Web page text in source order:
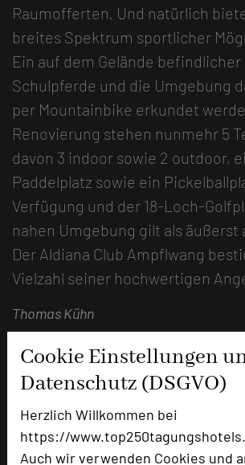
Cookie Einstellungen
Datenschutz (DSGVO)
Herzlich Willkommen bei
https://
Auch wir verwenden Cookies und
Raumofferten. Und natürlich
breites Spektrum sportlicher
Ein auf dem Gelände
Schulpferde und die Umgebung
per Mountainbike erkundet
Renovierung stehen nunmehr 5
davon 3 indoor sowie 2 outdoor,
Paddelplatz sowie ein
Verfügung und der 18-Loch-
nahen Umgebung gilt als äußerst
Der Aldiana Club Ampflwang
Vielzahl seiner hochwertigen
Thomas Kühn